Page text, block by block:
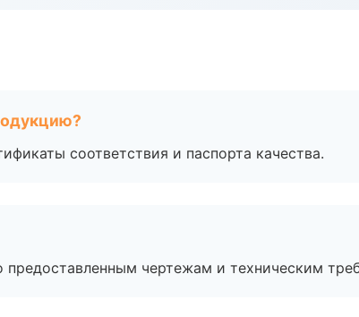
соответствия и паспорта качества.
чертежам и техническим